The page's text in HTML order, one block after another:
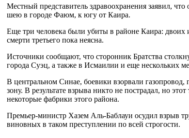
Местный представитель здравоохранения заявил,
шею в городе Фаюм, к югу от Каира.
Еще три человека были убиты в районе Каира: двоих
смерти третьего пока неясна.
Источники сообщают, что сторонник Братства
города Суэц, а также в Исмаилии и еще нескольких
В центральном Синае, боевики взорвали
зону. В результате взрыва никто не пострадал, но
некоторые фабрики этого района.
Премьер-министр Хазем Аль-Баблауи осудил взрыв
виновных в таком преступлении по всей строгости.